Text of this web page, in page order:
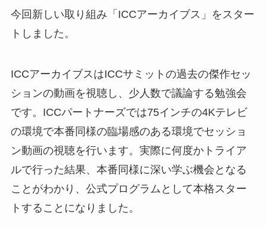
今回新しい取り組み「 ICCアーカイブス」 をスター
トしました。
ICCアーカイブスはICCサミットの過去の傑作セッ
シ ョンの動画を視聴し、少人数で議論する勉強会
です。ICCパートナーズでは75インチの4Kテレビ
の環境で本番 同様の臨場感のある環境でセッショ
ン動画の視聴を行いま す。実際に何度かトライア
ルで行った結果、本番同様に深い学ぶ機会となる
ことがわかり、公式プログラムとして本格スター
トすることになりました。